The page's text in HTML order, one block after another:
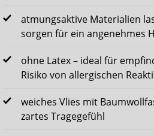
atmungsaktive Materialien
sorgen für ein angenehmes
ohne Latex – ideal für
Risiko von allergischen
weiches Vlies mit
zartes Tragegefühl